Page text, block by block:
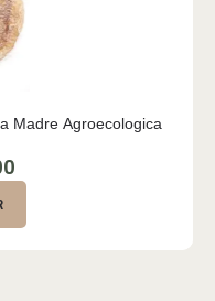
Madre Agroecologica